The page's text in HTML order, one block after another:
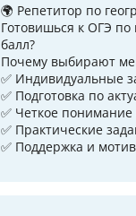
🌍 Репетитор по
Готовишься к ОГЭ по
балл?
Почему выбирают
✅ Индивидуальные
✅ Подготовка по
✅ Четкое
✅ Практические
✅ Поддержка и